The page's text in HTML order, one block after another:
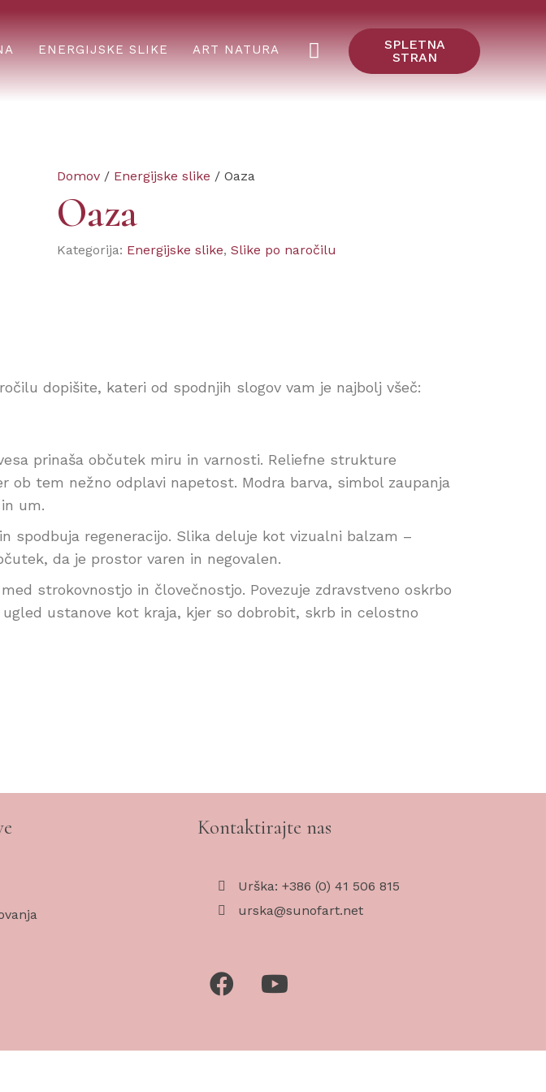
ENERGIJSKE SLIKE ART NATURA
SPLETNA
STRAN
Domov / Energijske slike / Oaza
Oaza
Kategorija: Energijske slike, Slike po naročilu
dopišite, kateri od spodnjih slogov vam je najbolj všeč:
3
4
6
prinaša občutek miru in varnosti. Reliefne strukture
ob tem nežno odplavi napetost. Modra barva, simbol zaupanja
um.
spodbuja regeneracijo. Slika deluje kot vizualni balzam –
da je prostor varen in negovalen.
strokovnostjo in človečnostjo. Povezuje zdravstveno oskrbo
ustanove kot kraja, kjer so dobrobit, skrb in celostno
Kontaktirajte nas
Urška: +386 (0) 41 506 815
urska@sunofart.net